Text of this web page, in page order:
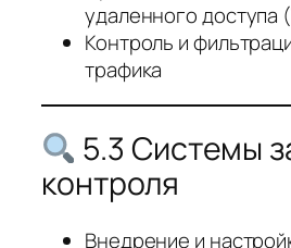
удаленного доступа
Контроль и
трафика
5.3 Системы
контроля
Внедрение и